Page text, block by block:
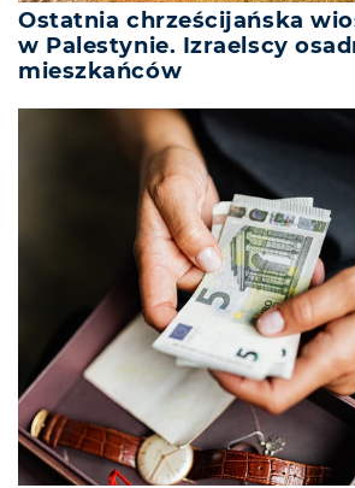
Ostatnia chrześcijańska
w Palestynie. Izraelscy
mieszkańców